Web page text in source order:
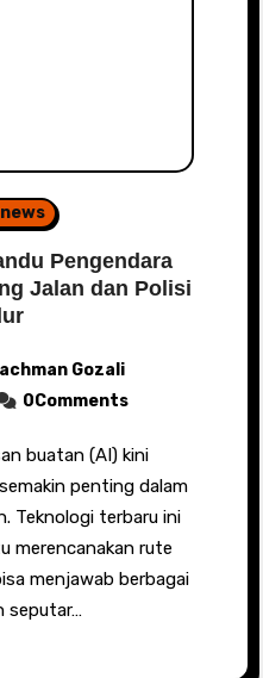
Pengendara
Jalan dan Polisi
Gozali
0Comments
penting dalam
Teknologi terbaru ini
merencanakan rute
menjawab berbagai
seputar…